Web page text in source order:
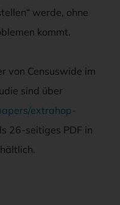
werde, ohne
kommt.
von Censuswide im
sind über
extrahop-
26-seitiges PDF in